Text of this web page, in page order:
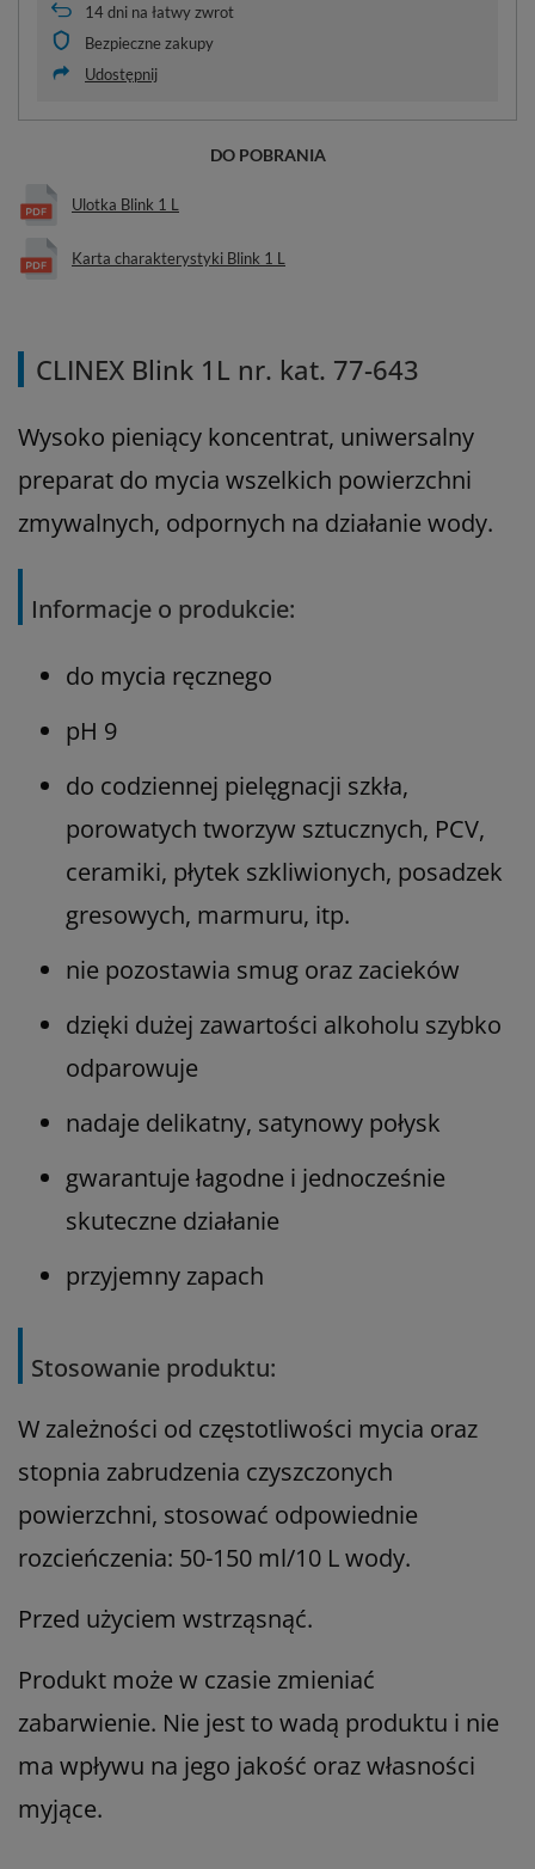
14dni na łatwy zwrot
Bezpieczne zakupy
Udostępnij
DO POBRANIA
Ulotka Blink 1 L
Karta charakterystyki Blink 1 L
CLINEX Blink 1L nr. kat. 77-643
Wysoko pieniący koncentrat, uniwersalny
preparat do mycia wszelkich powierzchni
zmywalnych, odpornych na działanie wody.
Informacje o produkcie:
do mycia ręcznego
pH 9
do codziennej pielęgnacji szkła,
porowatych tworzyw sztucznych, PCV,
ceramiki, płytek szkliwionych, posadzek
gresowych, marmuru, itp.
nie pozostawia smug oraz zacieków
dzięki dużej zawartości alkoholu szybko
odparowuje
nadaje delikatny, satynowy połysk
gwarantuje łagodne i jednocześnie
skuteczne działanie
przyjemny zapach
Stosowanie produktu:
W zależności od częstotliwości mycia oraz
stopnia zabrudzenia czyszczonych
powierzchni, stosować odpowiednie
rozcieńczenia: 50-150 ml/10 L wody.
Przed użyciem wstrząsnąć.
Produkt może w czasie zmieniać
zabarwienie. Nie jest to wadą produktu i nie
ma wpływu na jego jakość oraz własności
myjące.